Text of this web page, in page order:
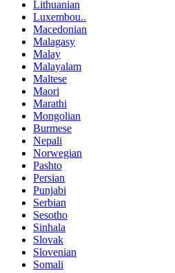
Lithuanian
Luxembou..
Macedonian
Malagasy
Malay
Malayalam
Maltese
Maori
Marathi
Mongolian
Burmese
Nepali
Norwegian
Pashto
Persian
Punjabi
Serbian
Sesotho
Sinhala
Slovak
Slovenian
Somali